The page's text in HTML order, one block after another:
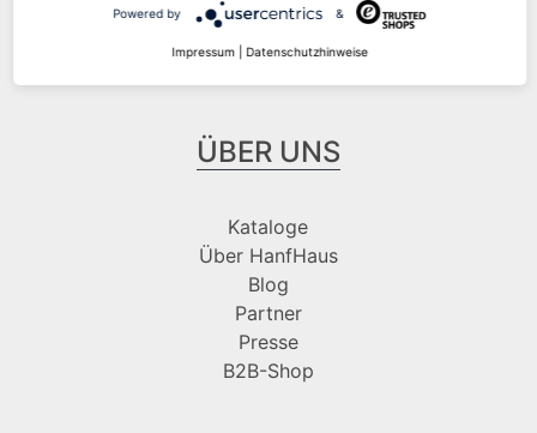
ÜBER UNS
Kataloge
Über HanfHaus
Blog
Partner
Presse
B2B-Shop
Powered by &
Impressum Datenschutzhinweise